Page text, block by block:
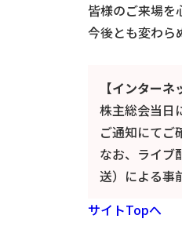
皆様のご来場を
今後とも変わら
【インター
株主総会当日
ご通知にてご
なお、ライブ
送）による事
サイトTopへ